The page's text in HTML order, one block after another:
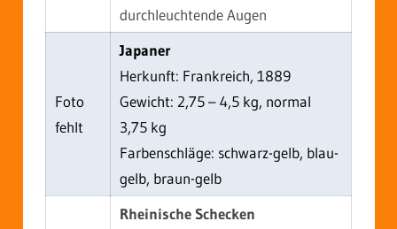
durchleuchtende Augen
Foto
fehlt
Japaner
Herkunft: Frankreich, 1889
Gewicht: 2,75 – 4,5 kg, normal
3,75 kg
Farbenschläge: schwarz-gelb, blau-
gelb, braun-gelb
Rheinische Schecken